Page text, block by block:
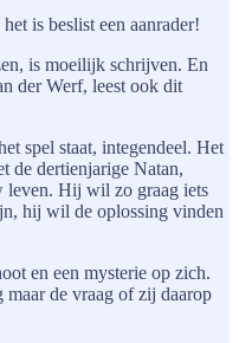
is beslist een aanrader!
is moeilijk schrijven. En
der Werf, leest ook dit
spel staat, integendeel. Het
de dertienjarige Natan,
Hij wil zo graag iets
hij wil de oplossing vinden
en een mysterie op zich.
de vraag of zij daarop